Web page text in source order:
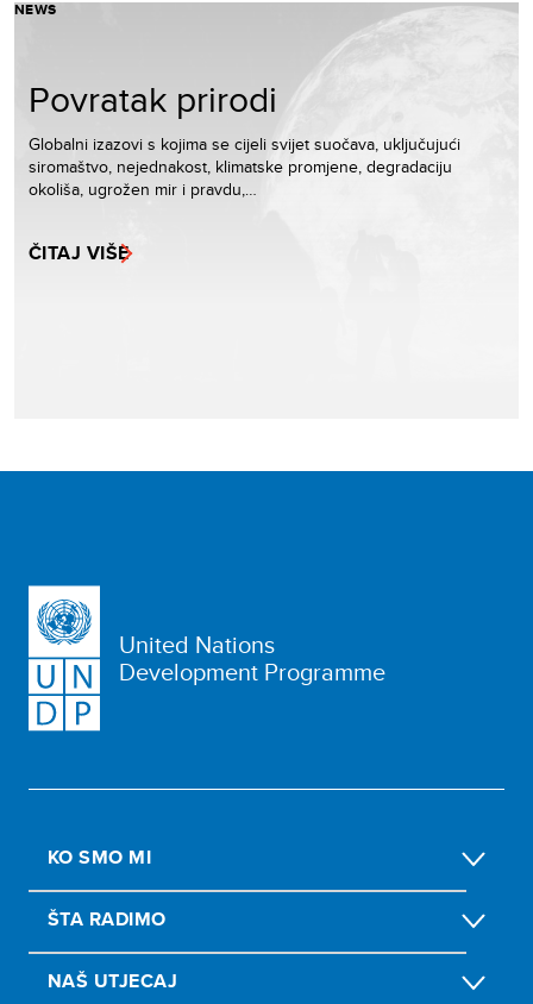
NEWS
Povratak prirodi
Globalni izazovi s kojima se cijeli svijet suočava, uključujući
siromaštvo, nejednakost, klimatske promjene, degradaciju
okoliša, ugrožen mir i pravdu,…
ČITAJ VIŠE
United Nations
Development Programme
KO SMO MI
ŠTA RADIMO
NAŠ UTJECAJ